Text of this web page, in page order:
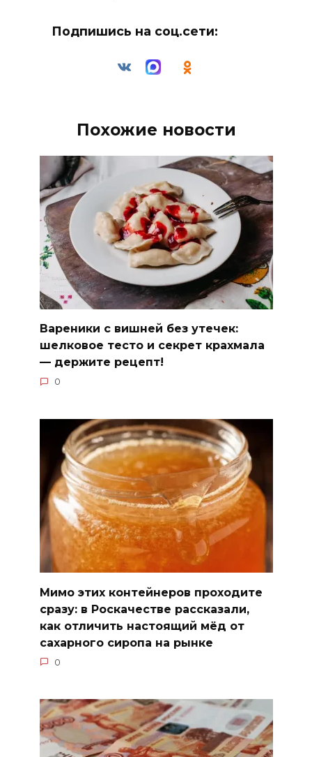
Подпишись на соц.сети:
Похожие новости
Вареники с вишней без утечек:
шелковое тесто и секрет крахмала
— держите рецепт!
0
Мимо этих контейнеров проходите
сразу: в Роскачестве рассказали,
как отличить настоящий мёд от
сахарного сиропа на рынке
0